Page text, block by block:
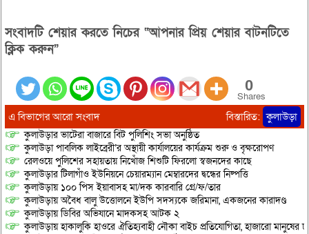
সংবাদটি শেয়ার করতে নিচের “আপনার প্রিয় শেয়ার বাটনটিতে
ক্লিক করুন”
0
Shares
এ বিভাগের আরো সংবাদ বিস্তারিত: কুলাউড়া
কুলাউড়ার ভাটেরা বাজারে বিট পুলিশিং সভা অনুষ্ঠিত
কুলাউড়া পাবলিক লাইব্রেরী’র অস্থায়ী কার্যালয়ের কার্যক্রম শুরু ও বৃক্ষরোপণ
রেলওয়ে পুলিশের সহায়তায় নিখোঁজ শিশুটি ফিরলো স্বজনদের কাছে
কুলাউড়ার টিলাগাঁও ইউনিয়নে চেয়ারম্যান মেম্বারদের দ্বন্ধের নিষ্পত্তি
কুলাউড়ায় ১০০ পিস ইয়াবাসহ মা/দক কারবারি গ্রে/ফ/তার
কুলাউড়ায় অবৈধ বালু উত্তোলনে ইউপি সদস্যকে জরিমানা, একজনের কারাদণ্ড
কুলাউড়ায় ডিবির অভিযানে মাদকসহ আটক ২
কুলাউড়ায় হাকালুকি হাওরে ঐতিহ্যবাহী নৌকা বাইচ প্রতিযোগিতা, হাজারো মানুষের